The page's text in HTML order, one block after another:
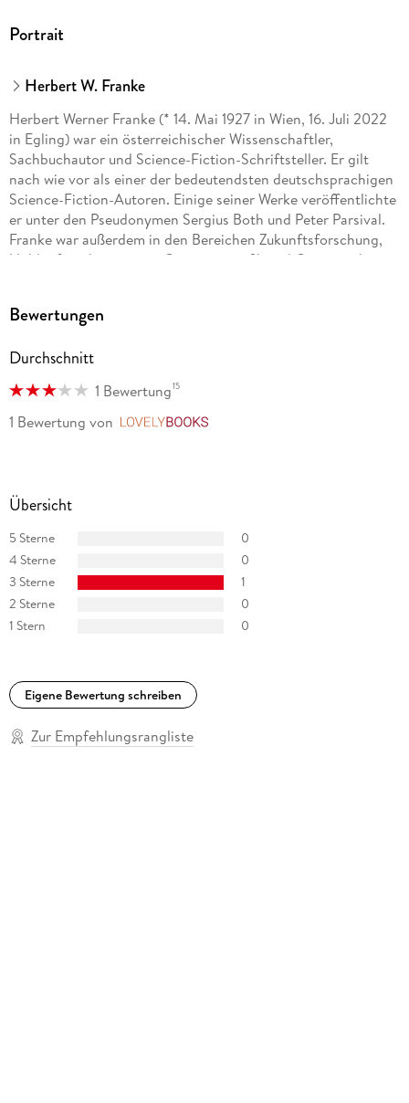
Portrait
Herbert W. Franke
Herbert Werner Franke (* 14. Mai 1927 in Wien, 16. Juli 2022
in Egling) war ein österreichischer Wissenschaftler,
Sachbuchautor und Science-Fiction-Schriftsteller. Er gilt
nach wie vor als einer der bedeutendsten deutschsprachigen
Science-Fiction-Autoren. Einige seiner Werke veröffentlichte
er unter den Pseudonymen Sergius Both und Peter Parsival.
Franke war außerdem in den Bereichen Zukunftsforschung,
Höhlenforschung sowie Computergrafik und Computerkunst
Bewertungen
Durchschnitt
1 Bewertung15
1 Bewertung von
Übersicht
5 Sterne
0
4 Sterne
0
3 Sterne
1
2 Sterne
0
1 Stern
0
Eigene Bewertung schreiben
Zur Empfehlungsrangliste